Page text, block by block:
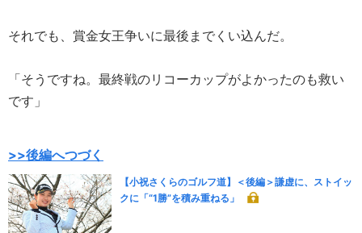
それでも、賞金女王争いに最後までくい込んだ。
「そうですね。最終戦のリコーカップがよかったのも救い
です」
>>後編へつづく
【小祝さくらのゴルフ道】＜後編＞謙虚に、ストイッ
クに「“1勝”を積み重ねる」